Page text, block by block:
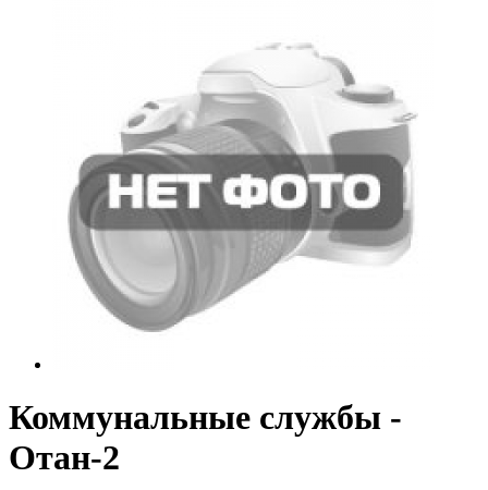
Коммунальные службы -
Отан-2